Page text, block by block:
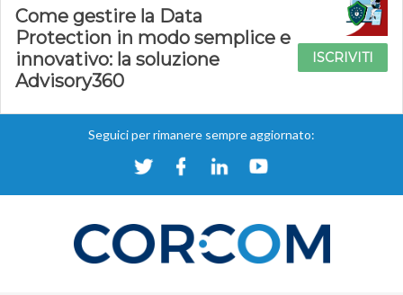
Come gestire la Data
Protection in modo semplice e
innovativo: la soluzione
Advisory360
ISCRIVITI
Seguici per rimanere sempre aggiornato: